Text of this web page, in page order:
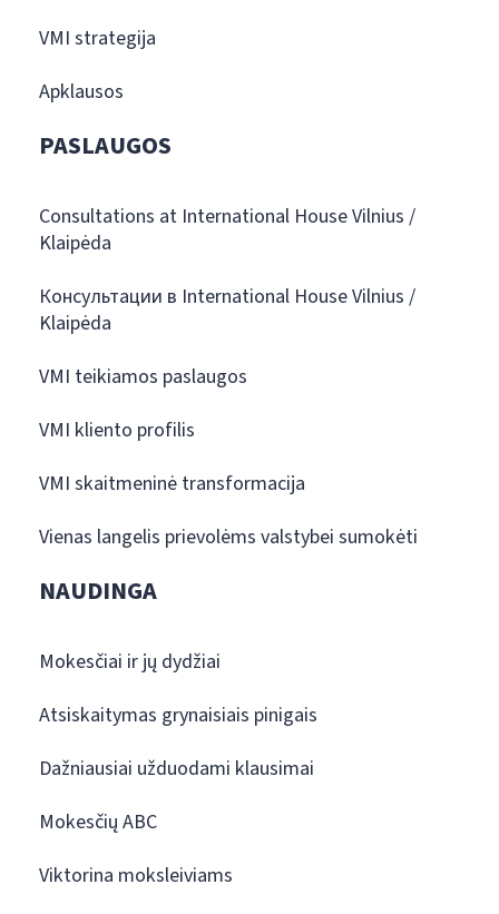
VMI strategija
Apklausos
PASLAUGOS
Consultations at International House Vilnius /
Klaipėda
Консультации в International House Vilnius /
Klaipėda
VMI teikiamos paslaugos
VMI kliento profilis
VMI skaitmeninė transformacija
Vienas langelis prievolėms valstybei sumokėti
NAUDINGA
Mokesčiai ir jų dydžiai
Atsiskaitymas grynaisiais pinigais
Dažniausiai užduodami klausimai
Mokesčių ABC
Viktorina moksleiviams